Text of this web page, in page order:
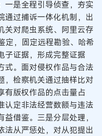
一是全程引导侦查，夯实
通过捕诉一体化机制，出
关对爬虫系统、阿里云存
定，固定远程勘验、哈希
子证据，形成完整证据
式。面对侵权作品与合法
，检察机关通过抽样比对
有版权作品的点击量占
认定非法经营数额与违法
借鉴。三是分层处理，
法从严惩处，对从犯提出